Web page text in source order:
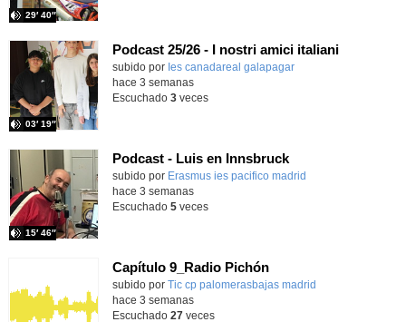
29′ 40″
Podcast 25/26 - I nostri amici italiani
subido por Ies canadareal galapagar
03′ 19″
-
hace 3 semanas
Escuchado 3veces
Podcast - Luis en Innsbruck
subido por Erasmus ies pacifico madrid
15′ 46″
hace 3 semanas
Escuchado 5veces
Capítulo 9_Radio Pichón
Contenido educativo.
subido por Tic cp palomerasbajas madrid
hace 3 semanas
Escuchado 27veces